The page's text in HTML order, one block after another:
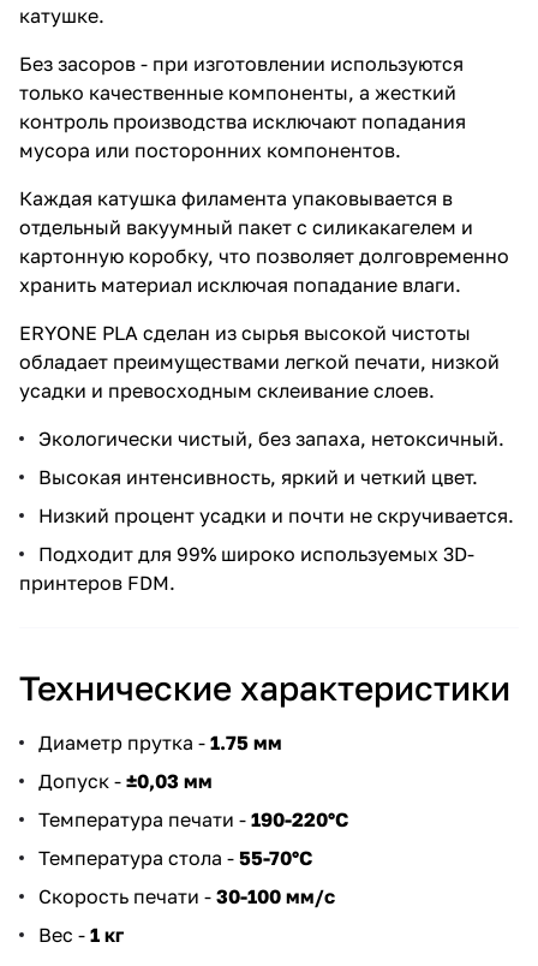
катушке.
Без засоров - при изготовлении используются
только качественные компоненты, а жесткий
контроль производства исключают попадания
мусора или посторонних компонентов.
Каждая катушка филамента упаковывается в
отдельный вакуумный пакет с силикакагелем и
картонную коробку, что позволяет долговременно
хранить материал исключая попадание влаги.
ERYONE PLA сделан из сырья высокой чистоты
обладает преимуществами легкой печати, низкой
усадки и превосходным склеивание слоев.
Экологически чистый, без запаха, нетоксичный.
Высокая интенсивность, яркий и четкий цвет.
Низкий процент усадки и почти не скручивается.
Подходит для 99% широко используемых 3D-
принтеров FDM.
Технические характеристики
Диаметр прутка - 1.75 мм
Допуск - ±0,03 мм
Температура печати - 190-220°C
Температура стола - 55-70°C
Скорость печати - 30-100 мм/c
Вес - 1 кг